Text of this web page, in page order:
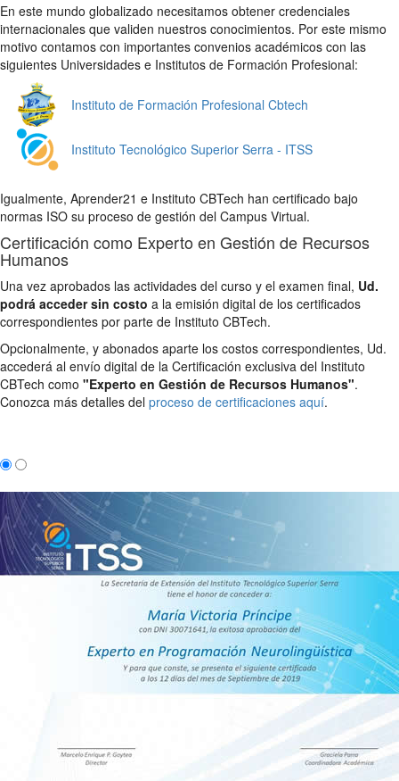
En este mundo globalizado necesitamos obtener credenciales
internacionales que validen nuestros conocimientos. Por este mismo
motivo contamos con importantes convenios académicos con las
siguientes Universidades e Institutos de Formación Profesional:
Instituto de Formación Profesional Cbtech
Instituto Tecnológico Superior Serra - ITSS
Igualmente, Aprender21 e Instituto CBTech han certificado bajo
normas ISO su proceso de gestión del Campus Virtual.
Certificación como Experto en Gestión de Recursos
Humanos
Una vez aprobados las actividades del curso y el examen final, Ud.
podrá acceder sin costo a la emisión digital de los certificados
correspondientes por parte de Instituto CBTech.
Opcionalmente, y abonados aparte los costos correspondientes, Ud.
accederá al envío digital de la Certificación exclusiva del Instituto
CBTech como "Experto en Gestión de Recursos Humanos".
Conozca más detalles del proceso de certificaciones aquí.